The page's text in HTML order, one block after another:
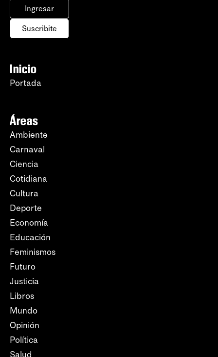
Ingresar
Suscribite
Inicio
Portada
Áreas
Ambiente
Carnaval
Ciencia
Cotidiana
Cultura
Deporte
Economía
Educación
Feminismos
Futuro
Justicia
Libros
Mundo
Opinión
Política
Salud